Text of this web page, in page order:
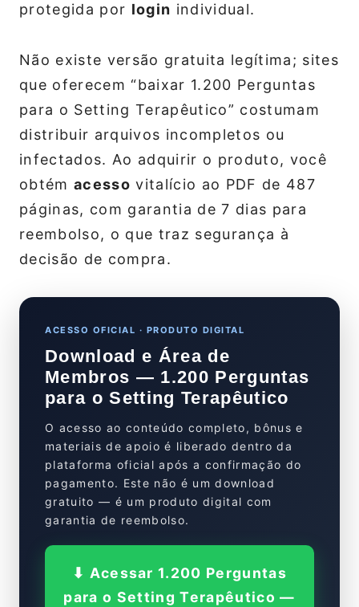
protegida por login individual.
Não existe versão gratuita legítima; sites
que oferecem “baixar 1.200 Perguntas
para o Setting Terapêutico” costumam
distribuir arquivos incompletos ou
infectados. Ao adquirir o produto, você
obtém acesso vitalício ao PDF de 487
páginas, com garantia de 7 dias para
reembolso, o que traz segurança à
decisão de compra.
ACESSO OFICIAL · PRODUTO DIGITAL
Download e Área de
Membros — 1.200 Perguntas
para o Setting Terapêutico
O acesso ao conteúdo completo, bônus e
materiais de apoio é liberado dentro da
plataforma oficial após a confirmação do
pagamento. Este não é um download
gratuito — é um produto digital com
garantia de reembolso.
⬇ Acessar 1.200 Perguntas
para o Setting Terapêutico —